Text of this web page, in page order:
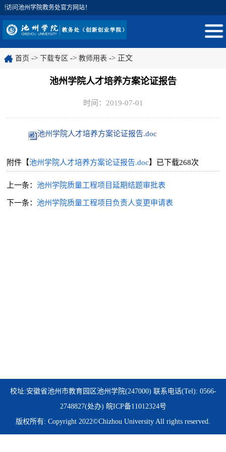
访问池州学院教务处官方网站！
首页 -> 下载专区 -> 教师用表 -> 正文
池州学院人才培养方案论证报告
时间：2019-07-01
池州学院人才培养方案论证报告.doc
附件【池州学院人才培养方案论证报告.doc】已下载268次
上一条：池州学院质量工程项目延期结题审批表
下一条：池州学院质量工程项目负责人变更申请表
校址:安徽省池州市教育园区池州学院(247000) 联系电话(Tel): 0566-
2748827(处办) 皖ICP备11012324号
版权所有: Copyright 2022©Chizhou University All rights reserved.